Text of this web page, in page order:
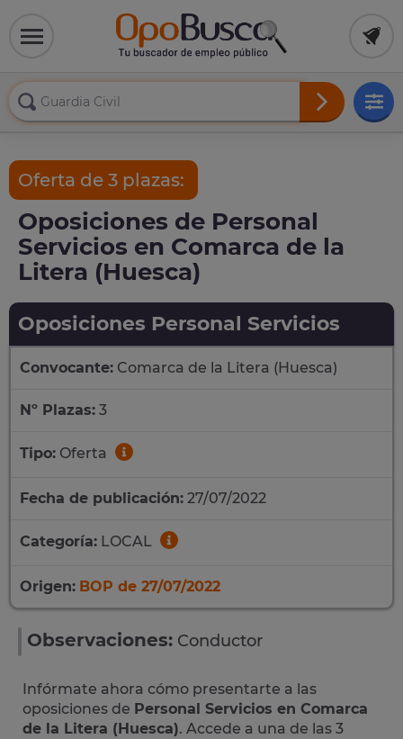
Oferta de 3 plazas:
Oposiciones de Personal
Servicios en Comarca de la
Litera (Huesca)
Oposiciones Personal Servicios
Convocante: Comarca de la Litera (Huesca)
Nº Plazas: 3
Tipo: Oferta
Fecha de publicación: 27/07/2022
Categoría: LOCAL
Origen: BOP de 27/07/2022
Observaciones: Conductor
Infórmate ahora cómo presentarte a las
oposiciones de Personal Servicios en Comarca
de la Litera (Huesca). Accede a una de las 3